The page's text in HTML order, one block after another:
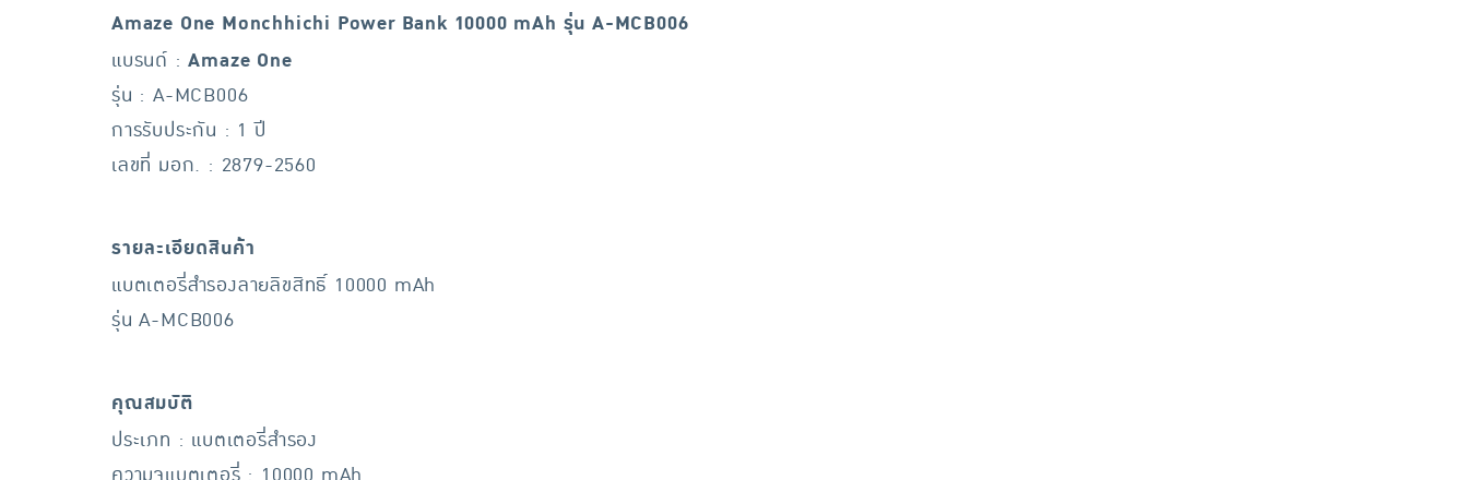
Amaze One Monchhichi Power Bank 10000 mAh รุ่น A-MCB006
แบรนด์ :Amaze One
รุ่น : A-MCB006
การรับประกัน : 1 ปี
เลขที่ มอก. : 2879-2560
รายละเอียดสินค้า
แบตเตอรี่สำรองลายลิขสิทธิ์ 10000 mAh
รุ่น A-MCB006
คุณสมบัติ
ประเภท : แบตเตอรี่สำรอง